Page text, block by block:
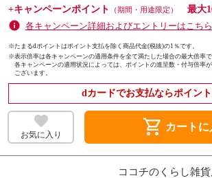
+キャンペーンポイント
（期間・用途限定）
最大
各キャンペーン詳細およびエントリーはこちら
※たまるdポイントはポイント支払を除く商品代金(税抜)の1％です。
※表示倍率は各キャンペーンの適用条件を全て満たした場合の最大倍率で
各キャンペーンの適用状況によっては、ポイントの進呈数・付与倍率
ございます。
dカードでお支払ならポイン
お気に入り shopping_cart カートに
ココチのくらし雑